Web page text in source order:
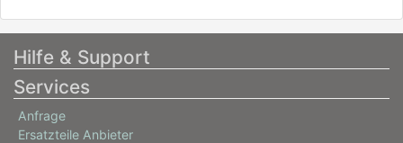
Hilfe & Support
Services
Anfrage
Ersatzteile Anbieter